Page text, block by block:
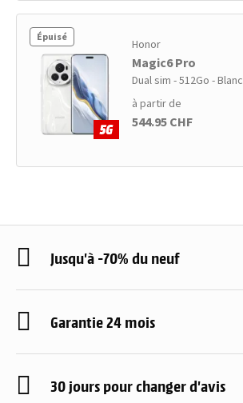
Épuisé Honor
Magic6 Pro
Dual sim - 512Go - Blanc
à partir de
544.95 CHF
Jusqu'à -70% du neuf
Garantie 24 mois
30 jours pour changer d'avis